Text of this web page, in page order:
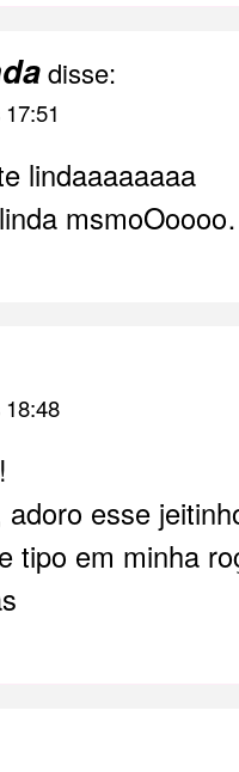
disse:
lindaaaaaaaa
esse
tipo em minha